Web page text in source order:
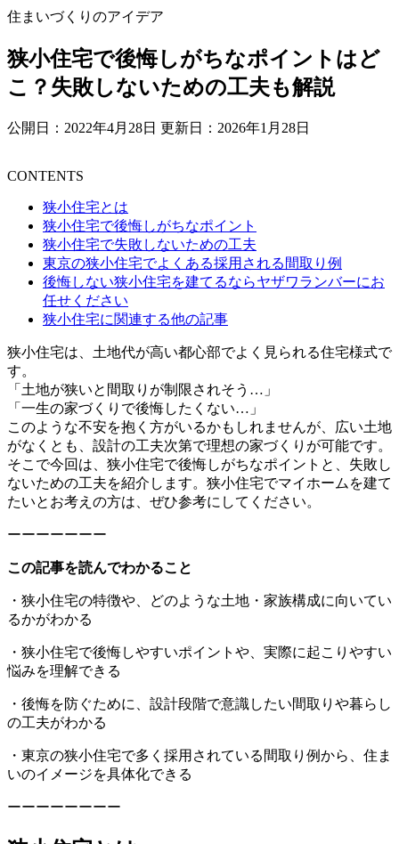
住まいづくりのアイデア
狭小住宅で後悔しがちなポイントはど
こ？失敗しないための工夫も解説
公開日：2022年4月28日 更新日：2026年1月28日
CONTENTS
狭小住宅とは
狭小住宅で後悔しがちなポイント
狭小住宅で失敗しないための工夫
東京の狭小住宅でよくある採用される間取り例
後悔しない狭小住宅を建てるならヤザワランバーにお
任せください
狭小住宅に関連する他の記事
狭小住宅は、土地代が高い都心部でよく見られる住宅様式で
す。
「土地が狭いと間取りが制限されそう…」
「一生の家づくりで後悔したくない…」
このような不安を抱く方がいるかもしれませんが、広い土地
がなくとも、設計の工夫次第で理想の家づくりが可能です。
そこで今回は、狭小住宅で後悔しがちなポイントと、失敗し
ないための工夫を紹介します。狭小住宅でマイホームを建て
たいとお考えの方は、ぜひ参考にしてください。
ーーーーーーー
この記事を読んでわかること
・狭小住宅の特徴や、どのような土地・家族構成に向いてい
るかがわかる
・狭小住宅で後悔しやすいポイントや、実際に起こりやすい
悩みを理解できる
・後悔を防ぐために、設計段階で意識したい間取りや暮らし
の工夫がわかる
・東京の狭小住宅で多く採用されている間取り例から、住ま
いのイメージを具体化できる
ーーーーーーーー